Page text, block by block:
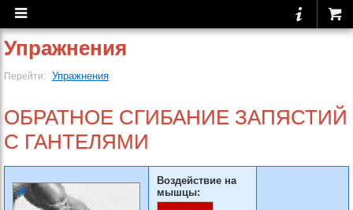
Упражнения
Перейти: Упражнения
ОБРАТНОЕ СГИБАНИЕ ЗАПЯСТИЙ
С ГАНТЕЛЯМИ
Воздействие на
мышцы: